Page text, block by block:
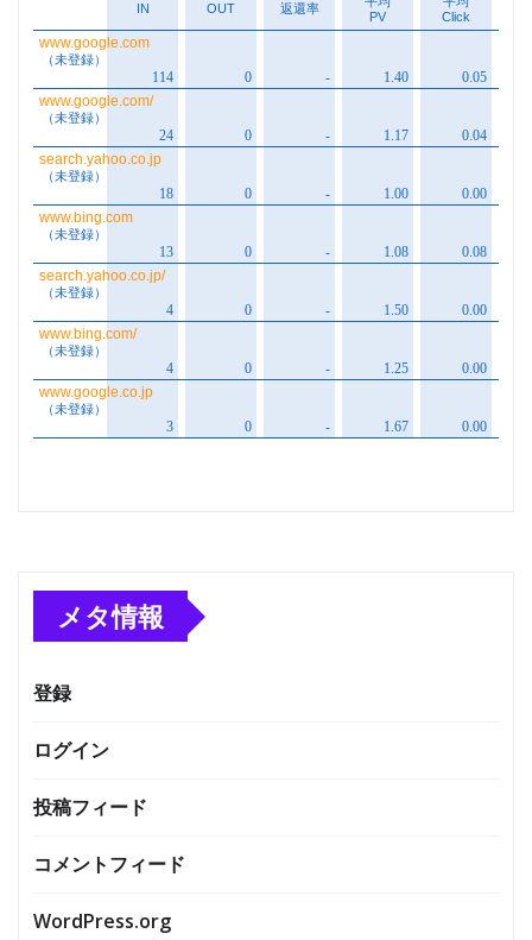
メタ情報
登録
ログイン
投稿フィード
コメントフィード
WordPress.org